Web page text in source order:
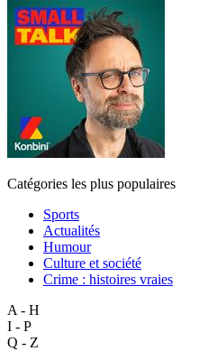
Catégories les plus populaires
Sports
Actualités
Humour
Culture et société
Crime : histoires vraies
A - H
I - P
Q - Z